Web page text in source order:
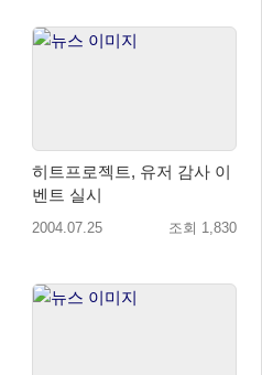
히트프로젝트, 유저 감사 이
벤트 실시
2004.07.25 조회 1,830